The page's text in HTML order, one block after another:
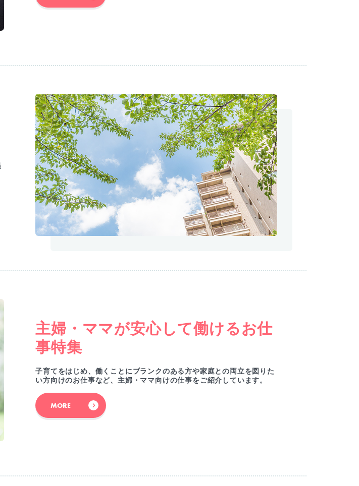
主婦・ママが安心して働けるお仕
事特集
子育てをはじめ、働くことにブランクのある方や家庭との両立を図りた
い方向けのお仕事など、主婦・ママ向けの仕事をご紹介しています。
MORE